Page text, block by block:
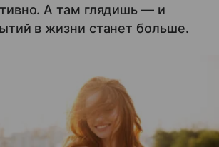
А там глядишь — и
в жизни станет больше.